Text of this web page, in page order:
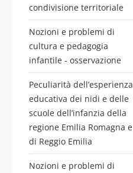
condivisione territoriale
Nozioni e problemi di
cultura e pedagogia
infantile - osservazione
Peculiarità dell’esperienza
educativa dei nidi e delle
scuole dell’infanzia della
regione Emilia Romagna e
di Reggio Emilia
Nozioni e problemi di